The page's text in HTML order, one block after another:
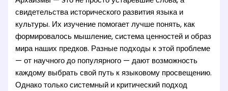
свидетельства исторического развития языка и
культуры. Их изучение помогает лучше понять, как
формировалось мышление, система ценностей и образ
мира наших предков. Разные подходы к этой проблеме
— от научного до популярного — дают возможность
каждому выбрать свой путь к языковому просвещению.
Однако только системный и критический подход